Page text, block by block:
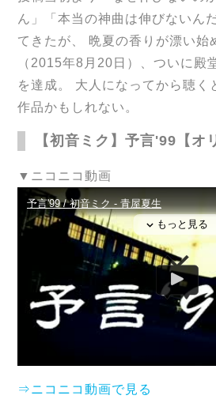
ん」「本当の神曲は伸びないん
てきたが、 晩夏の香りが漂い始
（2015年8月20日）、ついに殿
を達成。 大人になってから聴く
作品かもしれない。
【初音ミク】予言'99【オ
▼ニコニコ動画
⇒ニコニコ動画で見る